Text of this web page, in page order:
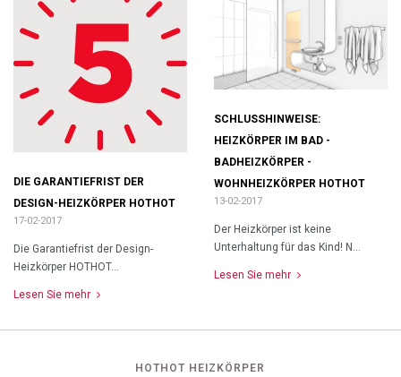
DIE GARANTIEFRIST DER
DESIGN-HEIZKÖRPER HOTHOT
17-02-2017
Die Garantiefrist der Design-
Heizkörper HOTHOT...
Lesen Sie mehr
SCHLUSSHINWEISE:
HEIZKÖRPER IM BAD -
BADHEIZKÖRPER -
WOHNHEIZKÖRPER HOTHOT
13-02-2017
Der Heizkörper ist keine
Unterhaltung für das Kind! N...
Lesen Sie mehr
HOTHOT HEIZKÖRPER